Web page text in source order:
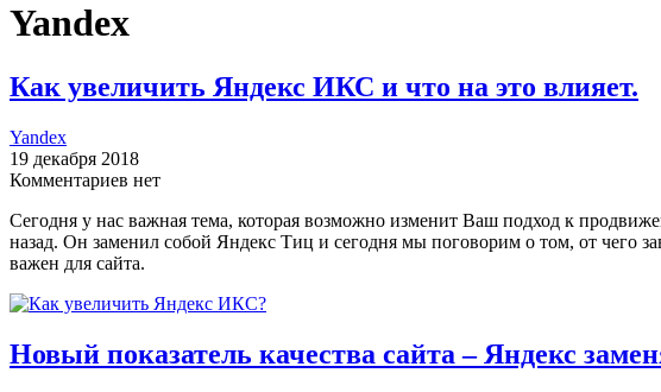
Yandex
Как увеличить Яндекс ИКС и что на это влияет.
Yandex
19 декабря 2018
Комментариев нет
Сегодня у нас важная тема, которая возможно изменит Ваш подход к
назад. Он заменил собой Яндекс Тиц и сегодня мы поговорим о том, от чего
важен для сайта.
Новый показатель качества сайта – Яндекс